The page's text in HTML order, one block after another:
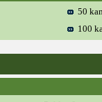
50
100